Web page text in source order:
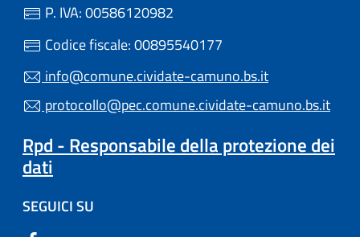
P. IVA: 00586120982
Codice fiscale: 00895540177
info@comune.cividate-camuno.bs.it
protocollo@pec.comune.cividate-camuno.bs.it
Rpd - Responsabile della protezione dei
dati
SEGUICI SU